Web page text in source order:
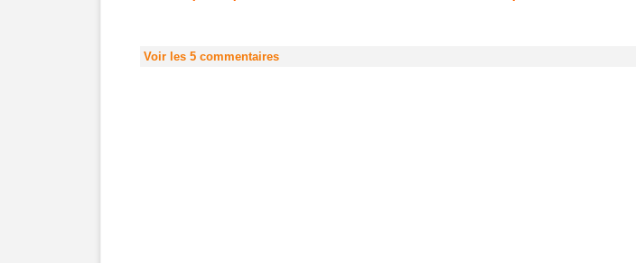
Voir les 5 commentaires